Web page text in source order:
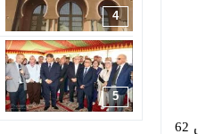
وذكر بلاغ لرئيس المكتب المؤقت لمجلس النواب، اليوم الخميس، أن هذه الجلسة تعقد تطبيقا لمقتضيات الفصل 62
4
5